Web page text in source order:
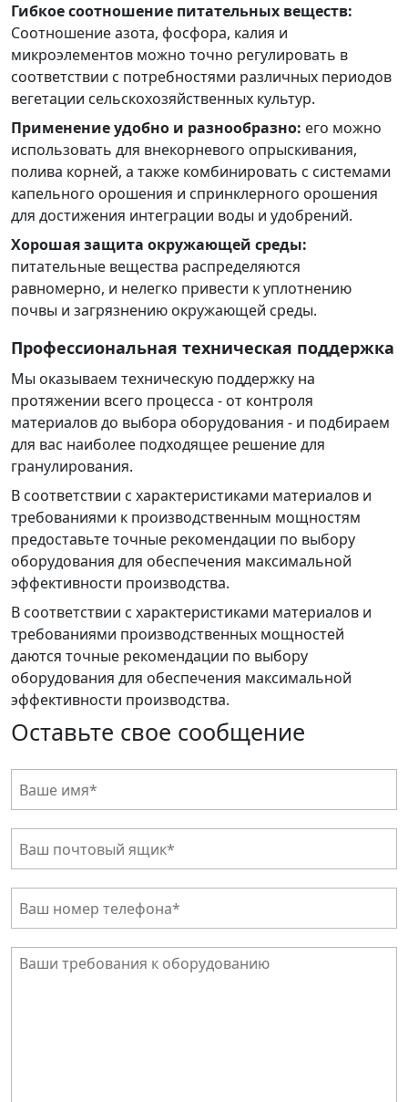
Гибкое соотношение питательных веществ:
Соотношение азота, фосфора, калия и
микроэлементов можно точно регулировать в
соответствии с потребностями различных периодов
вегетации сельскохозяйственных культур.
Применение удобно и разнообразно: его можно
использовать для внекорневого опрыскивания,
полива корней, а также комбинировать с системами
капельного орошения и спринклерного орошения
для достижения интеграции воды и удобрений.
Хорошая защита окружающей среды:
питательные вещества распределяются
равномерно, и нелегко привести к уплотнению
почвы и загрязнению окружающей среды.
Профессиональная техническая поддержка
Мы оказываем техническую поддержку на
протяжении всего процесса - от контроля
материалов до выбора оборудования - и подбираем
для вас наиболее подходящее решение для
гранулирования.
В соответствии с характеристиками материалов и
требованиями к производственным мощностям
предоставьте точные рекомендации по выбору
оборудования для обеспечения максимальной
эффективности производства.
В соответствии с характеристиками материалов и
требованиями производственных мощностей
даются точные рекомендации по выбору
оборудования для обеспечения максимальной
эффективности производства.
Оставьте свое сообщение